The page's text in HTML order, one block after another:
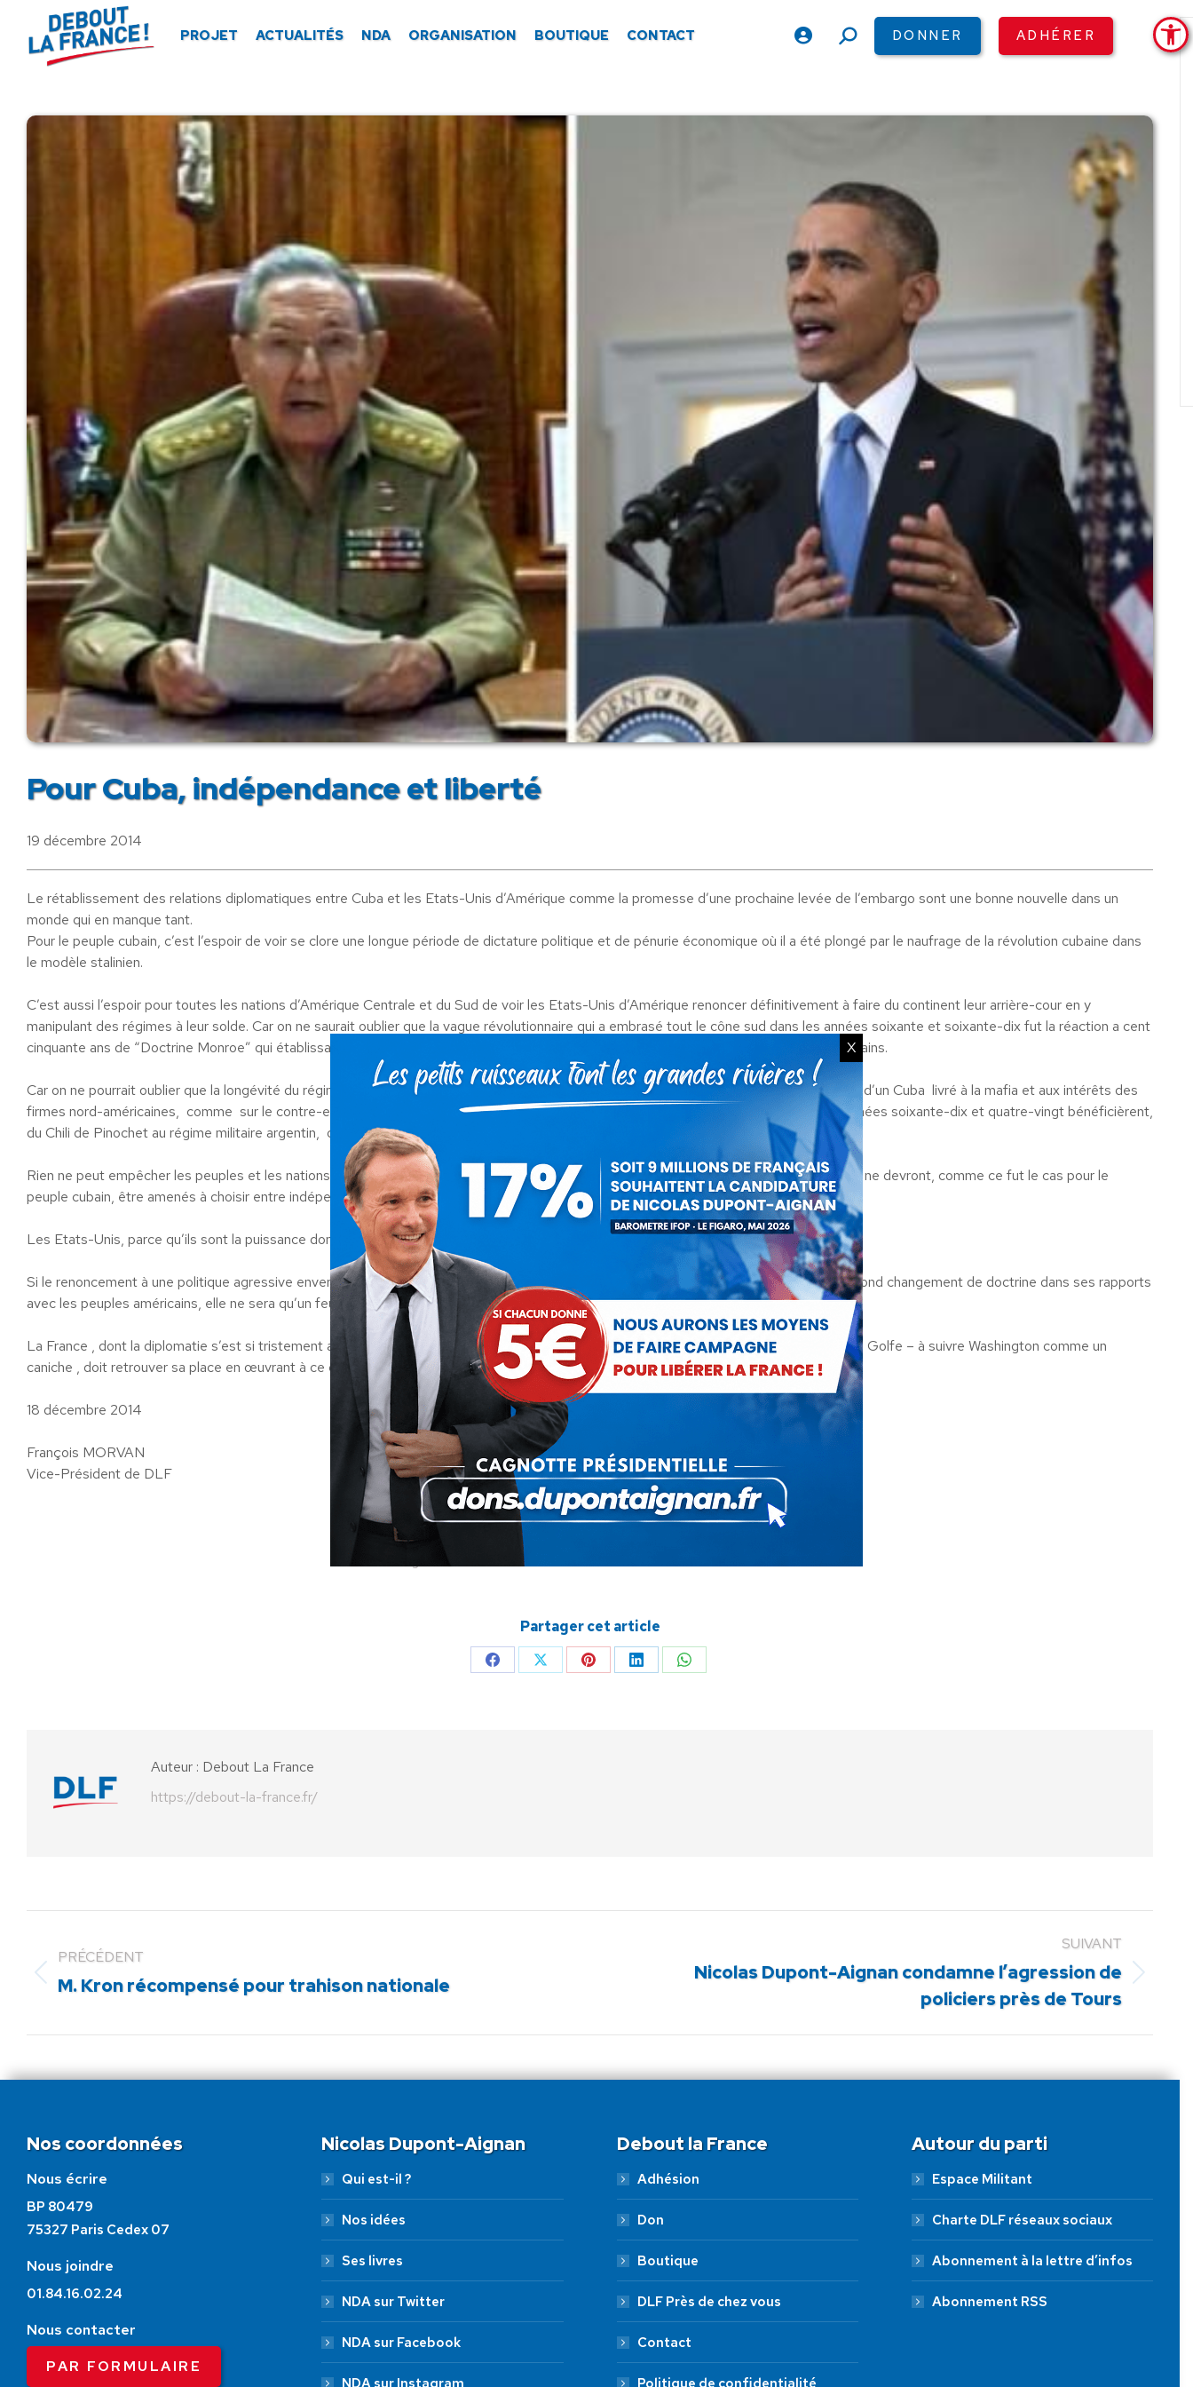
PROJET ACTUALITÉS NDA ORGANISATION BOUTIQUE CONTACT
RechercheDONNER ADHÉRER
Pour Cuba, indépendance et liberté
19 décembre 2014
Le rétablissement des relations diplomatiques entre Cuba et les Etats-Unis d’Amérique comme la promesse d’une prochaine levée de l’embargo sont une bonne nouvelle dans un
monde qui en manque tant.
Pour le peuple cubain, c’est l’espoir de voir se clore une longue période de dictature politique et de pénurie économique où il a été plongé par le naufrage de la révolution cubaine dans
le modèle stalinien.
C’est aussi l’espoir pour toutes les nations d’Amérique Centrale et du Sud de voir les Etats-Unis d’Amérique renoncer définitivement à faire du continent leur arrière-cour en y
manipulant des régimes à leur solde. Car on ne saurait oublier que la vague révolutionnaire qui a embrasé tout le cône sud dans les années soixante et soixante-dix fut la réaction a cent
cinquante ans de “Doctrine Monroe” qui établissait l’Amérique du Centre et du Sud comme une chasse gardée des intérêts nord-américains.
Car on ne pourrait oublier que la longévité du régime castriste, et sa survie au delà de la chute de l’URSS, a reposé aussi sur le souvenir d’un Cuba livré à la mafia et aux intérêts des
firmes nord-américaines, comme sur le contre-exemple de dictatures d’inspiration néo-nazies qui, dans toute l’Amérique latine des années soixante-dix et quatre-vingt bénéficièrent,
du Chili de Pinochet au régime militaire argentin, du soutien total de Washington.
Rien ne peut empêcher les peuples et les nations de vivre et de vivre libres. Plus jamais les peuples centroaméricains et sud-Américains ne devront, comme ce fut le cas pour le
peuple cubain, être amenés à choisir entre indépendance et liberté.
Les Etats-Unis, parce qu’ils sont la puissance dominante, ont la responsabilité de l’avenir.
Si le renoncement à une politique agressive envers Cuba n’est qu’une tactique aux seuls motifs économiques, qui n’exprime pas un profond changement de doctrine dans ses rapports
avec les peuples américains, elle ne sera qu’un feu de paille.
La France , dont la diplomatie s’est si tristement abaissée depuis vingt ans – si l’on excepte le coup d’éclat contre la deuxième guerre du Golfe – à suivre Washington comme un
caniche , doit retrouver sa place en œuvrant à ce que le dégel américano-cubain soit un nouveau départ pour tout le continent.
18 décembre 2014
François MORVAN
Vice-Président de DLF
Partager cet article
PartagerPartagerPartagerPartagerPartager
Auteur : Debout La France
https://debout-la-france.fr/
PRÉCÉDENT
Article
M. Kron récompensé pour trahison nationale
SUIVANT
Nicolas Dupont-Aignan condamne l’agression de
policiers près de Tours
Nos coordonnées
Nous écrire
BP 80479
75327 Paris Cedex 07
Nous joindre
01.84.16.02.24
Nous contacter
PAR FORMULAIRE
Nicolas Dupont-Aignan
Qui est-il ?
Nos idées
Ses livres
NDA sur Twitter
NDA sur Facebook
NDA sur Instagram
Debout la France
Adhésion
Don
Boutique
DLF Près de chez vous
Contact
Politique de confidentialité
Autour du parti
Espace Militant
Charte DLF réseaux sociaux
Abonnement à la lettre d’infos
Abonnement RSS
X
Panneau de gestion des cookies